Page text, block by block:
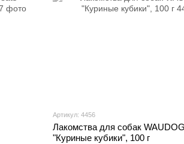
Артикул: 4456
Лакомства для собак
"Куриные кубики", 100 г